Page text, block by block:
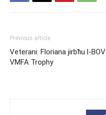
Previous article
Veterani: Floriana jirbħu l-BOV
VMFA Trophy